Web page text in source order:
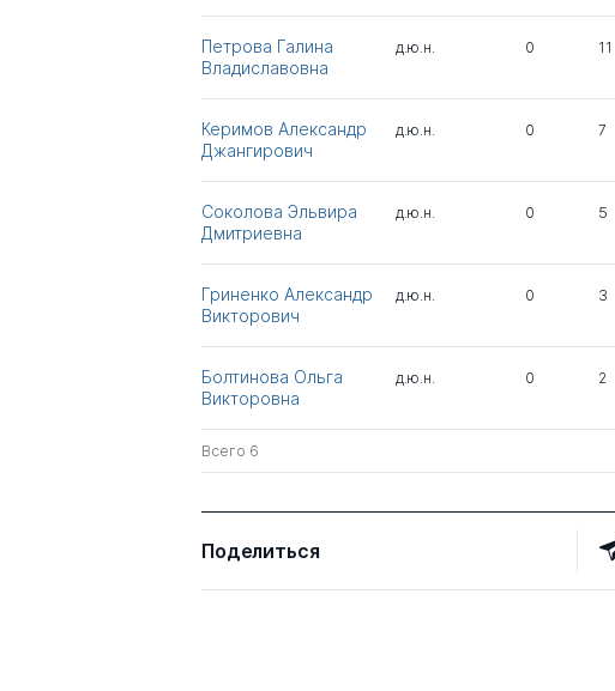
Петрова Галина
Владиславовна
д.ю.н. 0 11
Керимов Александр
Джангирович
д.ю.н. 0 7
Соколова Эльвира
Дмитриевна
д.ю.н. 0 5
Гриненко Александр
Викторович
д.ю.н. 0 3
Болтинова Ольга
Викторовна
д.ю.н. 0 2
Всего 6
Поделиться